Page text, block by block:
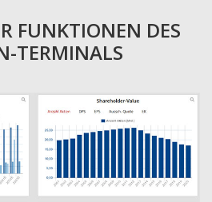
FUNKTIONEN DES
TERMINALS